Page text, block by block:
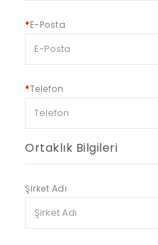
E-Posta
Telefon
Ortaklık Bilgileri
Şirket Adı